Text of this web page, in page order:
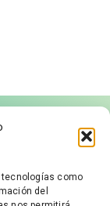
como
del